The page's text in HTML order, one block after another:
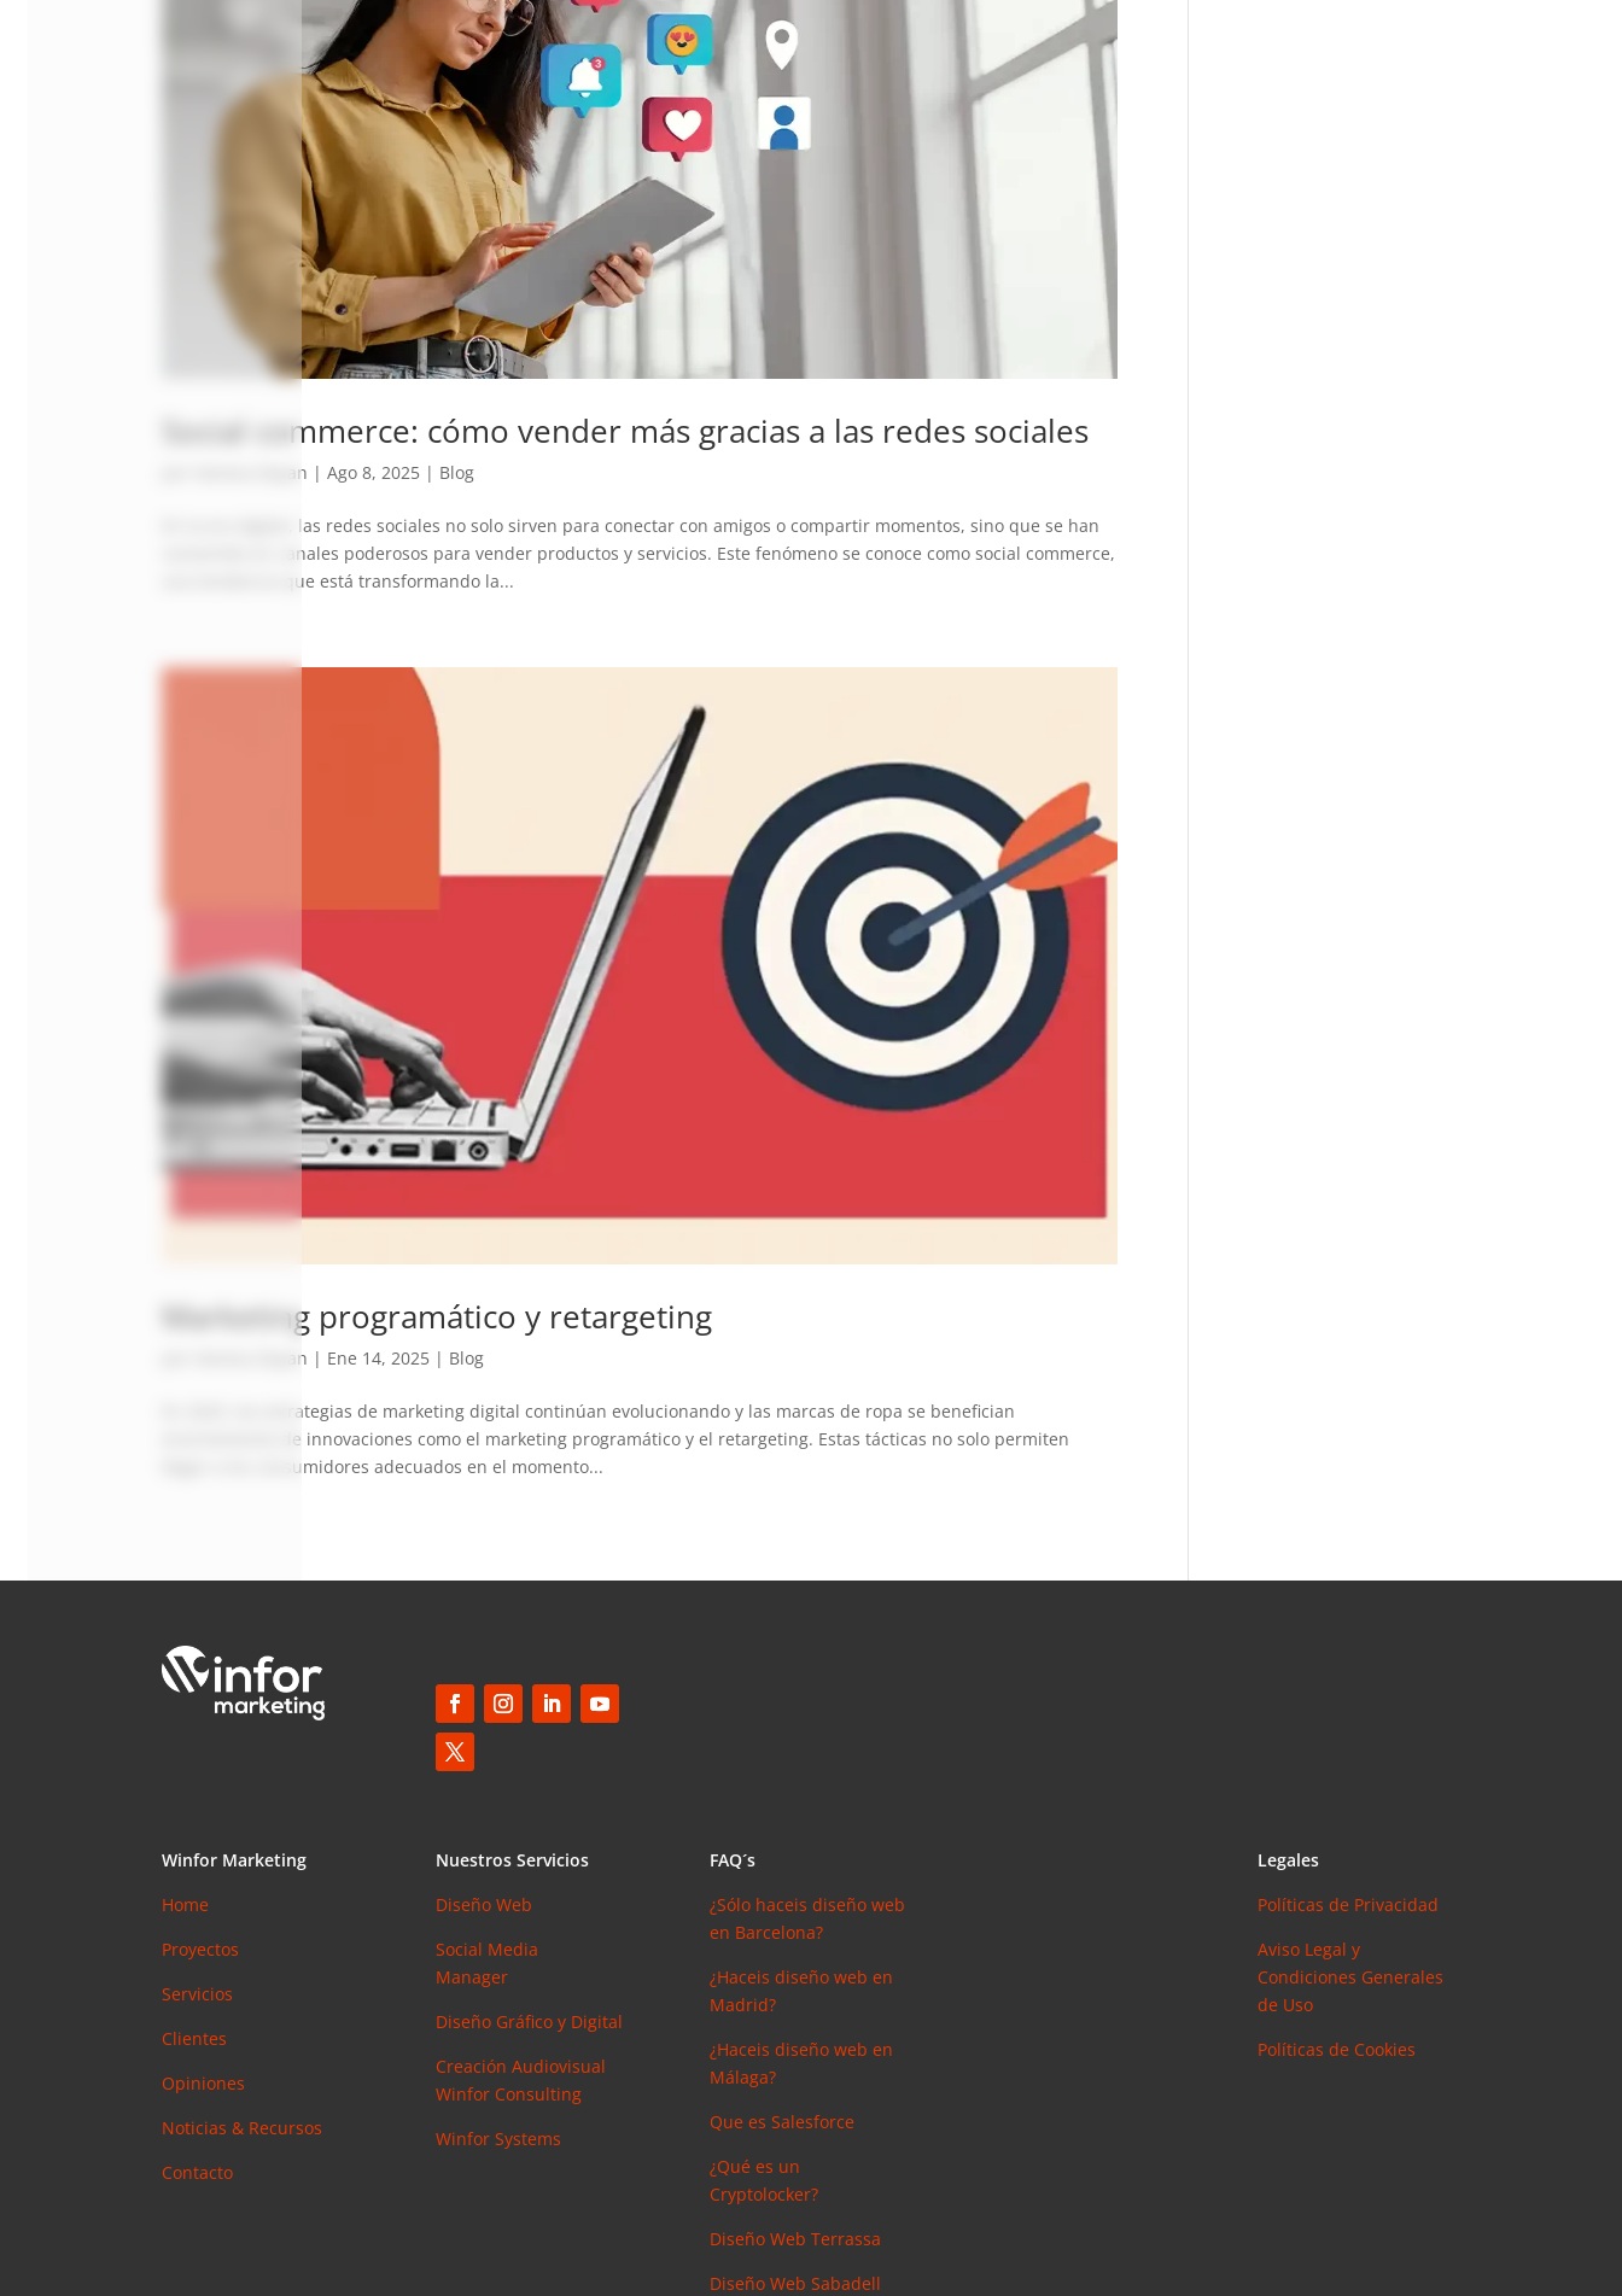
Social commerce: cómo vender más gracias a las redes sociales
Vanesa Dayan |Ago 8, 2025 | Blog
En la era digital, las redes sociales no solo sirven para conectar con amigos o compartir momentos, sino que se han
convertido en canales poderosos para vender productos y servicios. Este fenómeno se conoce como social commerce,
una tendencia que está transformando la...
Marketing programático y retargeting
Vanesa Dayan | Ene 14, 2025 | Blog
En 2025, las estrategias de marketing digital continúan evolucionando y las marcas de ropa se benefician
enormemente de innovaciones como el marketing programático y el retargeting. Estas tácticas no solo permiten
llegar a los consumidores adecuados en el momento...
Winfor Marketing
Home
Proyectos
Servicios
Clientes
Opiniones
Noticias & Recursos
Contacto
Nuestros Servicios
Diseño Web
Social Media
Manager
Diseño Gráfico y Digital
Creación Audiovisual
Winfor Consulting
Winfor Systems
FAQ´s
¿Sólo haceis diseño web
en Barcelona?
¿Haceis diseño web en
Madrid?
¿Haceis diseño web en
Málaga?
Que es Salesforce
¿Qué es un
Cryptolocker?
Diseño Web Terrassa
Diseño Web Sabadell
Legales
Políticas de Privacidad
Aviso Legal y
Condiciones Generales
de Uso
Políticas de Cookies